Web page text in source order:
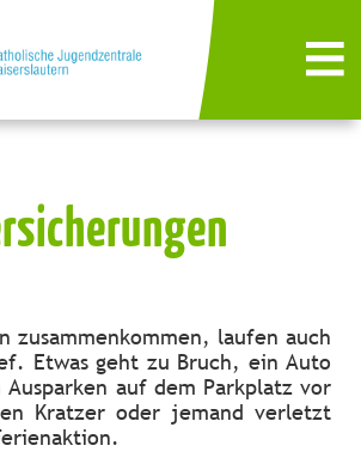
zusammenkommen, laufen auch
Etwas geht zu Bruch, ein Auto
auf dem Parkplatz vor
Kratzer oder jemand verletzt